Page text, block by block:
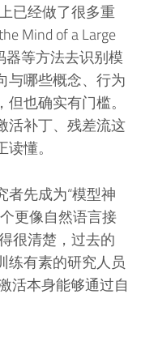
已经做了很多重
Mind of a Large
器等方法去识别模
与哪些概念、行为
也确实有门槛。
活补丁、残差流这
懂。
者先成为“模型神
更像自然语言接
很清楚，过去的
练有素的研究人员
活本身能够通过自